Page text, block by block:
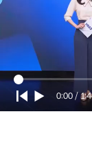
Current
Time
0:00 /